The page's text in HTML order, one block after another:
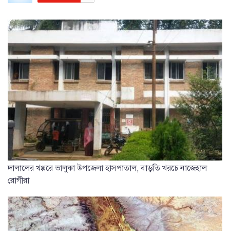
দালালের খপ্পরে ভালুকা উপজেলা হাসপাতাল, বাড়তি খরচে নাজেহাল
রোগীরা